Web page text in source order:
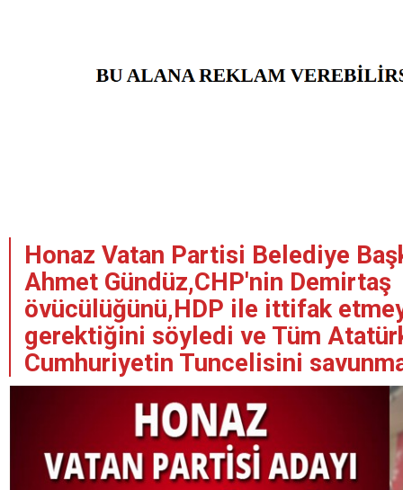
Honaz Vatan Partisi Belediye
Ahmet Gündüz,CHP'nin Demirtaş
övücülüğünü,HDP ile ittifak
gerektiğini söyledi ve Tüm
Cumhuriyetin Tuncelisini